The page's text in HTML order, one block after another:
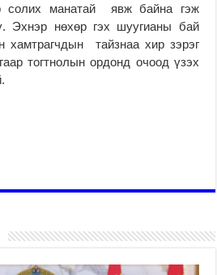
солих манатай явж байна гэж
Эхнэр нөхөр гэх шуугианы бай
хамтрагчдын тайзнаа хир зэрэг
тогтнолын ордонд очоод үзэх